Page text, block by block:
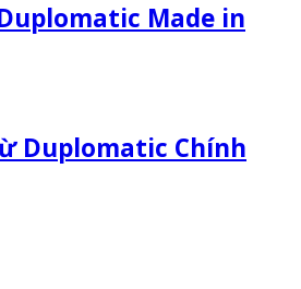
Made in
Duplomatic Chính